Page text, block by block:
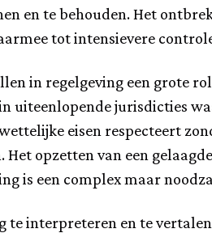
en te behouden. Het
tot intensievere
in regelgeving een grote
uiteenlopende jurisdicties
eisen respecteert
opzetten van een
is een complex maar
te interpreteren en te